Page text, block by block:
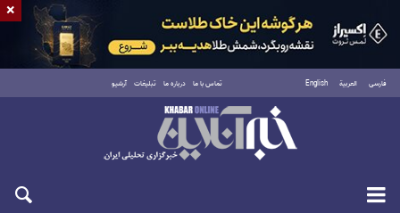
فارسی العربية English تماس با ما درباره ما تبلیغات آرشیو
شنبه ۱۷ مرداد ۱۴۰۵
×